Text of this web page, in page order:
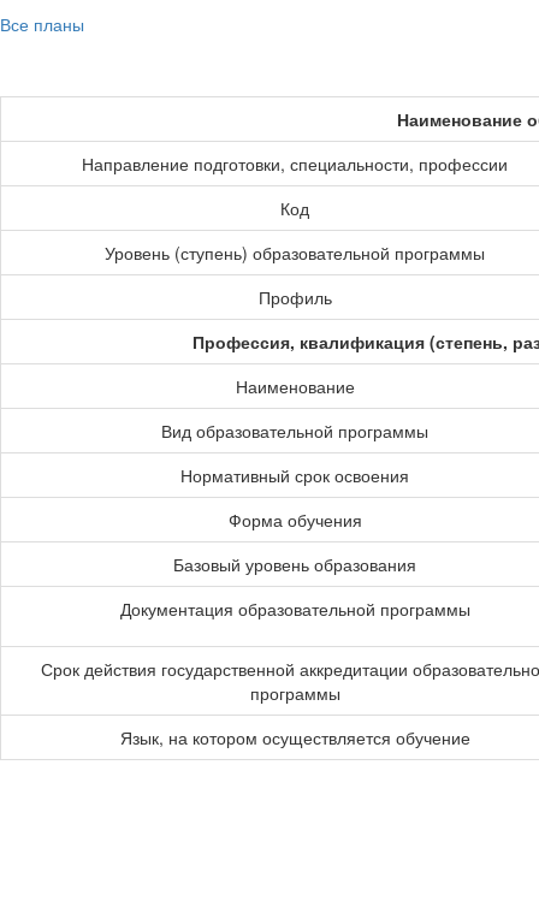
Все планы
Наименование
Направление подготовки, специальности, профессии
Код
Уровень (ступень) образовательной программы
Профиль
Профессия, квалификация (степень,
Наименование
Вид образовательной программы
Нормативный срок освоения
Форма обучения
Базовый уровень образования
Документация образовательной программы
Срок действия государственной аккредитации
программы
Язык, на котором осуществляется обучение